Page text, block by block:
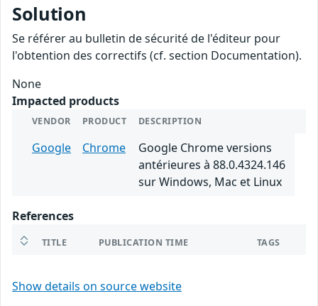
Solution
Se référer au bulletin de sécurité de l'éditeur pour
l'obtention des correctifs (cf. section Documentation).
None
Impacted products
VENDOR PRODUCT DESCRIPTION
Google Chrome
Google Chrome versions
antérieures à 88.0.4324.146
sur Windows, Mac et Linux
References
TITLE PUBLICATION TIME TAGS
Show details on source website